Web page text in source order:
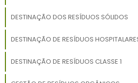
DESTINAÇÃO DOS RESÍDUOS SÓLIDOS
DESTINAÇÃO DE RESÍDUOS
DESTINAÇÃO DE RESÍDUOS CLASSE 1